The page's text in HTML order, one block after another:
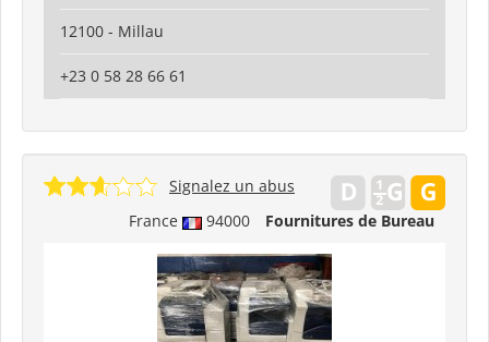
12100 - Millau
+23 0 58 28 66 61
France 94000 Fournitures de Bureau
Signalez un abus